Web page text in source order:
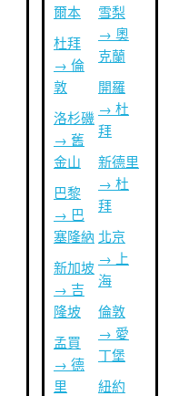
爾本
杜拜
→ 倫
敦
洛杉磯
→ 舊
金山
巴黎
→ 巴
塞隆納
新加坡
→ 吉
隆坡
孟買
→ 德
里
雪梨
→ 奧
克蘭
開羅
→ 杜
拜
新德里
→ 杜
拜
北京
→ 上
海
倫敦
→ 愛
丁堡
紐約